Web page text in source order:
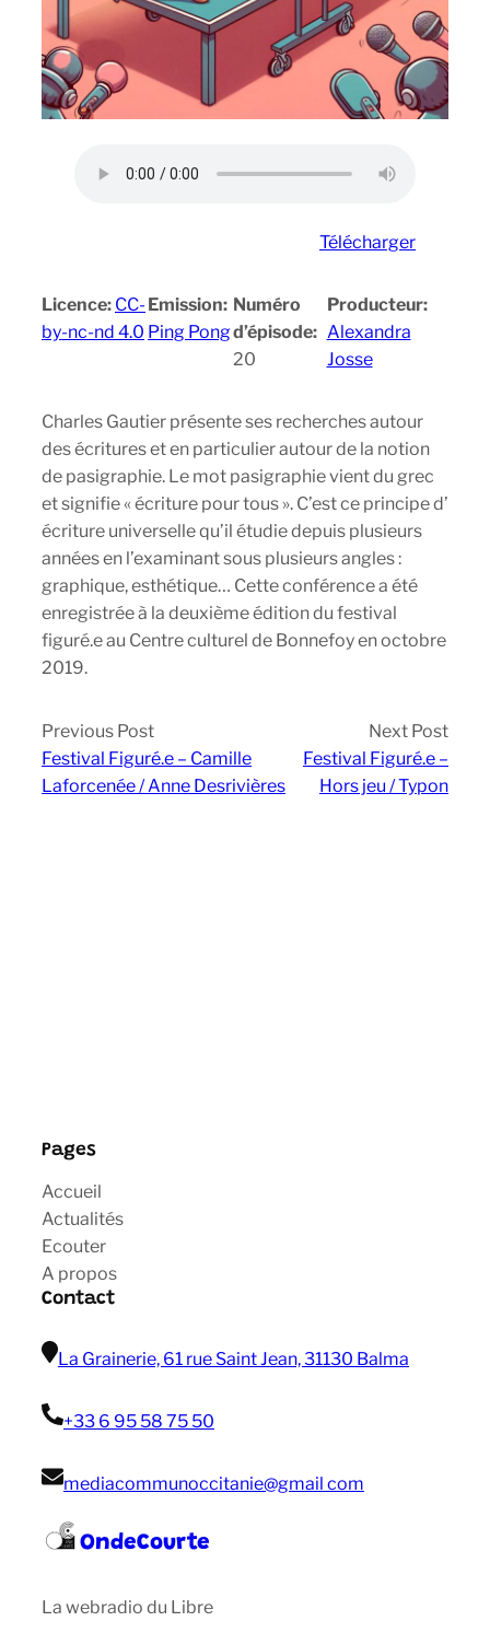
Télécharger
Licence: CC-
by-nc-nd 4.0
Emission:
Ping Pong
Numéro
d’épisode:
20
Producteur:
Alexandra
Josse
Charles Gautier présente ses recherches autour
des écritures et en particulier autour de la notion
de pasigraphie. Le mot pasigraphie vient du grec
et signifie « écriture pour tous ». C’est ce principe d’
écriture universelle qu’il étudie depuis plusieurs
années en l’examinant sous plusieurs angles :
graphique, esthétique… Cette conférence a été
enregistrée à la deuxième édition du festival
figuré.e au Centre culturel de Bonnefoy en octobre
2019.
Previous Post
Festival Figuré.e – Camille
Laforcenée / Anne Desrivières
Next Post
Festival Figuré.e –
Hors jeu / Typon
Pages
Accueil
Actualités
Ecouter
A propos
Contact
La Grainerie, 61 rue Saint Jean, 31130 Balma
+33 6 95 58 75 50
mediacommunoccitanie@gmail com
OndeCourte
La webradio du Libre